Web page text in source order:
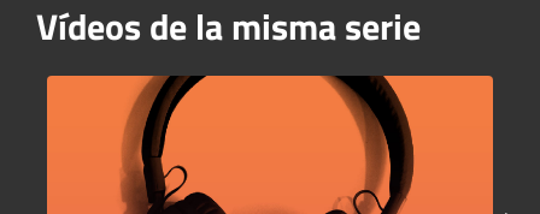
Vídeos de la misma serie